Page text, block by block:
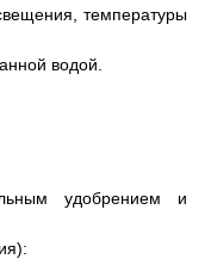
температуры
водой.
удобрением и